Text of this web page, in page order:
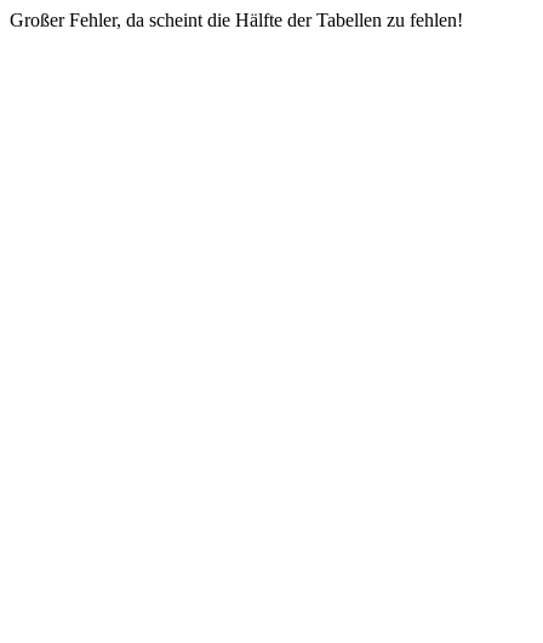
Großer Fehler, da scheint die Hälfte der Tabellen zu fehlen!